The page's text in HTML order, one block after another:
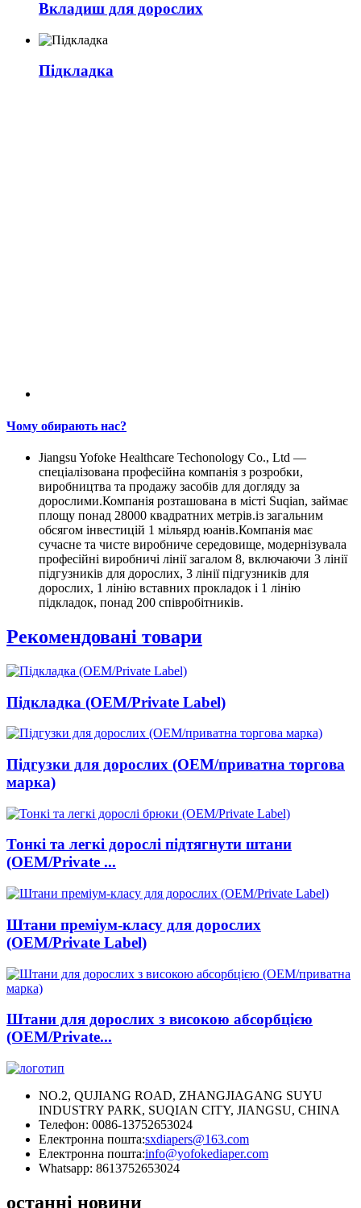
Вкладиш для дорослих
Підкладка
Чому обирають нас?
Jiangsu Yofoke Healthcare Techonology Co., Ltd —
спеціалізована професійна компанія з розробки,
виробництва та продажу засобів для догляду за
дорослими.Компанія розташована в місті Suqian, займає
площу понад 28000 квадратних метрів.із загальним
обсягом інвестицій 1 мільярд юанів.Компанія має
сучасне та чисте виробниче середовище, модернізувала
професійні виробничі лінії загалом 8, включаючи 3 лінії
підгузників для дорослих, 3 лінії підгузників для
дорослих, 1 лінію вставних прокладок і 1 лінію
підкладок, понад 200 співробітників.
Рекомендовані товари
Підкладка (OEM/Private Label)
Підгузки для дорослих (OEM/приватна торгова
марка)
Тонкі та легкі дорослі підтягнути штани
(OEM/Private ...
Штани преміум-класу для дорослих
(OEM/Private Label)
Штани для дорослих з високою абсорбцією
(OEM/Private...
NO.2, QUJIANG ROAD, ZHANGJIAGANG SUYU
INDUSTRY PARK, SUQIAN CITY, JIANGSU, CHINA
Телефон: 0086-13752653024
Електронна пошта:sxdiapers@163.com
Електронна пошта:info@yofokediaper.com
Whatsapp: 8613752653024
останні новини